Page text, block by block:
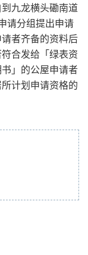
九龙横头磡南道
请分组提出申请
者齐备的资料后
合发给「绿表资
」的公屋申请者
计划申请资格的